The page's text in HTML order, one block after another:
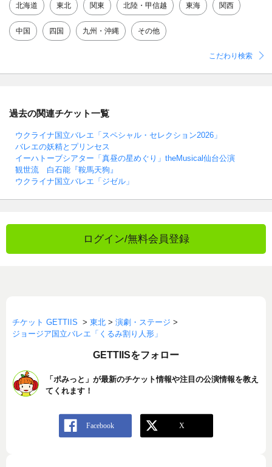
北海道 東北 関東 北陸・甲信越 東海 関西
中国 四国 九州・沖縄 その他
こだわり検索
過去の関連チケット一覧
ウクライナ国立バレエ「スペシャル・セレクション2026」
バレエの妖精とプリンセス
イーハトーブシアター「真昼の星めぐり」theMusical仙台公演
観世流 白石能『鞍馬天狗』
ウクライナ国立バレエ「ジゼル」
ログイン/無料会員登録
チケット GETTIIS > 東北 > 演劇・ステージ >
ジョージア国立バレエ「くるみ割り人形」
GETTIISをフォロー
「ポみっと」が最新のチケット情報や注目の公演情報を教え
てくれます！